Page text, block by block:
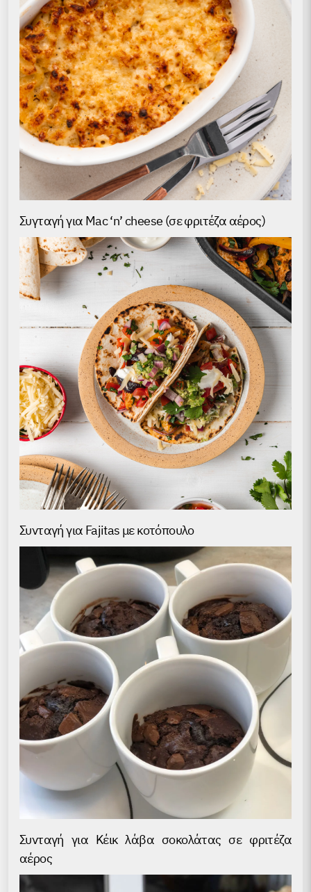
Συγταγή για Mac ‘n’ cheese (σε φριτέζα αέρος)
Συνταγή για Fajitas με κοτόπουλο
Συνταγή για Κέικ λάβα σοκολάτας σε φριτέζα
αέρος